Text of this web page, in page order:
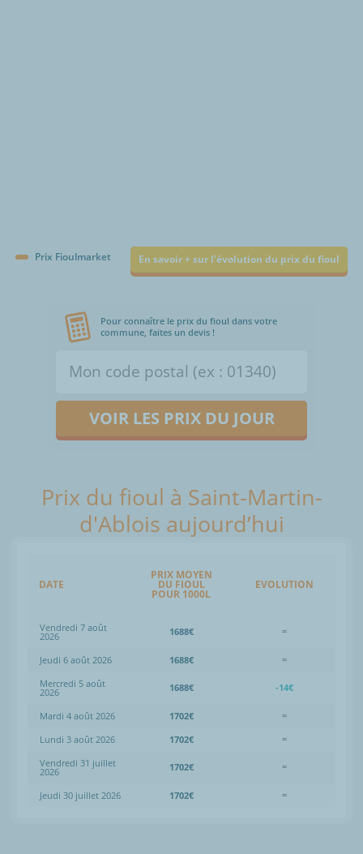
Prix Fioulmarket En savoir + sur l'évolution du prix du fioul
Pour connaître le prix du fioul dans votre
commune, faites un devis !
VOIR LES PRIX DU JOUR
Prix du fioul à Saint-Martin-
d'Ablois aujourd’hui
DATE
PRIX MOYEN
DU FIOUL
POUR 1000L
EVOLUTION
Vendredi 7 août
2026 1688€ =
Jeudi 6 août 2026 1688€
=
Mercredi 5 août
2026 1688€ -14€
Mardi 4 août 2026 1702€
=
Lundi 3 août 2026
1702€
=
Vendredi 31 juillet
2026 1702€ =
Jeudi 30 juillet 2026 1702€ =